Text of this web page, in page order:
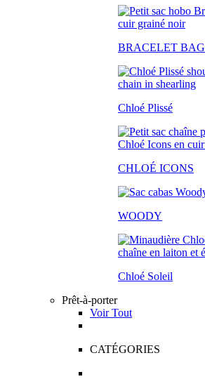
BRACELET BAG
Chloé Plissé
CHLOÉ ICONS
WOODY
Chloé Soleil
Prêt-à-porter
Voir Tout
CATÉGORIES